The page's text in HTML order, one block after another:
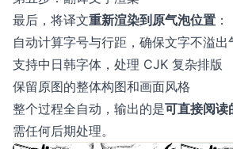
最后，将译文重新渲染到原气泡位置 ：
自动计算字号与行距，确保文字不溢出
支持中日韩字体，处理 CJK 复杂排版
保留原图的整体构图和画面风格
整个过程全自动，输出的是可直接阅读
需任何后期处理。